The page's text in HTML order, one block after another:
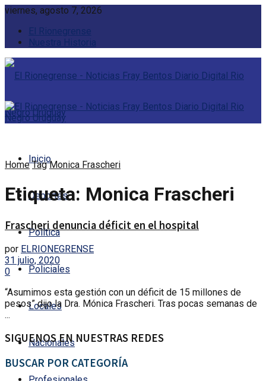
viernes, agosto 7, 2026
El Rionegrense
Nuestra Historia
Inicio
Deportes
Política
Policiales
Locales
Nacionales
Home Tag Monica Frascheri
Etiqueta: Monica Frascheri
Frascheri denuncia déficit en el hospital
por ELRIONEGRENSE
31 julio, 2020
0
“Asumimos esta gestión con un déficit de 15 millones de
pesos” dijo la Dra. Mónica Frascheri. Tras pocas semanas de
...
SIGUENOS EN NUESTRAS REDES
BUSCAR POR CATEGORÍA